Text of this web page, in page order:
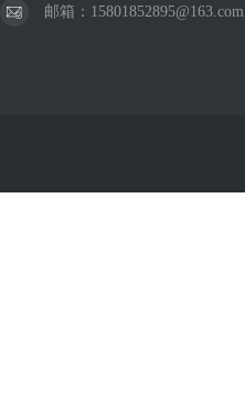
邮箱：15801852895@163.com